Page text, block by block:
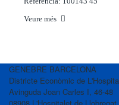
Veure més
GENEBRE BARCELONA
Districte Econòmic de
Avinguda Joan Carles I, 46-48